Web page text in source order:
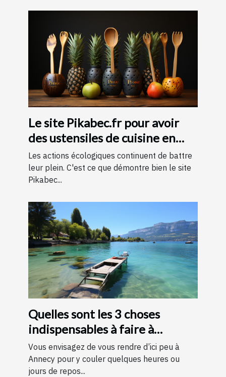
Le site Pikabec.fr pour avoir
des ustensiles de cuisine en
bois
Les actions écologiques continuent de battre
leur plein. C'est ce que démontre bien le site
Pikabec...
Quelles sont les 3 choses
indispensables à faire à
Annecy ?
Vous envisagez de vous rendre d’ici peu à
Annecy pour y couler quelques heures ou
jours de repos...